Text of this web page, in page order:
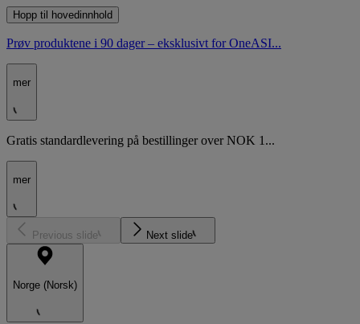
Hopp til hovedinnhold
Prøv produktene i 90 dager – eksklusivt for OneASI...
mer
Gratis standardlevering på bestillinger over NOK 1...
mer
Previous slide Next slide
Norge (Norsk)